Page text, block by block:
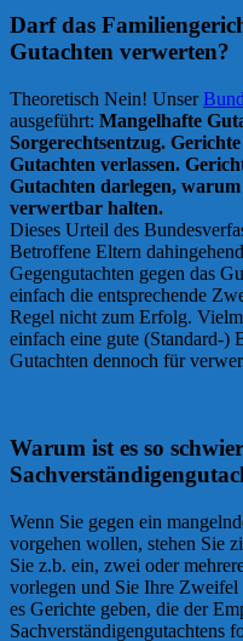
Darf das
Gutachten verwerten?
Theoretisch Nein! Unser
ausgeführt: Mangelhafte
Sorgerechtsentzug.
Gutachten verlassen.
Gutachten darlegen,
verwertbar halten.
Dieses Urteil des
Betroffene Eltern
Gegengutachten gegen das
einfach die entsprechende
Regel nicht zum Erfolg.
einfach eine gute (Standard-)
Gutachten dennoch für
Warum ist es so
Wenn Sie gegen ein
vorgehen wollen, stehen Sie
Sie z.b. ein, zwei oder
vorlegen und Sie Ihre Zweifel
es Gerichte geben, die der
Sachverständigengutachtens